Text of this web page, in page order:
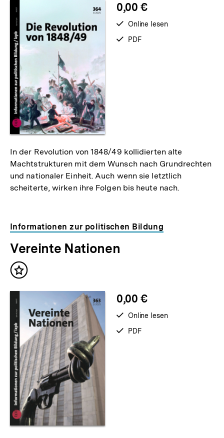
0,00 €
verfügbar
Online lesen
verfügbar
PDF
In der Revolution von 1848/49 kollidierten alte
Machtstrukturen mit dem Wunsch nach Grundrechten
und nationaler Einheit. Auch wenn sie letztlich
scheiterte, wirken ihre Folgen bis heute nach.
Informationen zur politischen Bildung
Vereinte Nationen
Inhalt
0,00 €
verfügbar
zum
Online lesen
verfügbar
PDF